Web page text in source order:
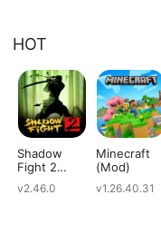
HOT
Shadow
Fight 2
v2.46.0
Minecraft
(Mod)
v1.26.40.31